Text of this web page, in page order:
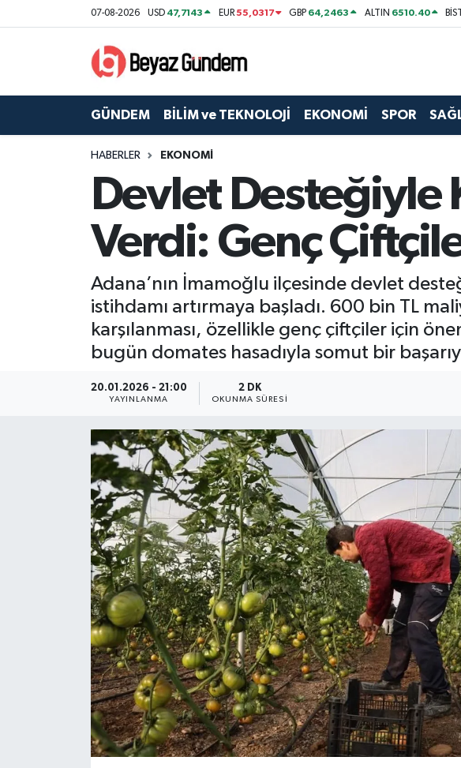
07-08-2026 USD 47,7143 EUR55,0317 GBP 64,2463 ALTIN 6510.40
GÜNDEM BİLİM ve TEKNOLOJİ EKONOMİ SPOR
HABERLER EKONOMİ
Devlet Desteğiyle
Verdi: Genç
Adana’nın İmamoğlu ilçesinde devlet
istihdamı artırmaya başladı. 600 bin TL
karşılanması, özellikle genç çiftçiler için
bugün domates hasadıyla somut bir
20.01.2026 - 21:00
YAYINLANMA
2 DK
OKUNMA SÜRESI
GÜNDEM
BİLİM ve TEKNOLOJİ
KÜLTÜR SANAT
Hava Durumu
Trafik Durumu
Tüm Manşetler
Haber Arşivi